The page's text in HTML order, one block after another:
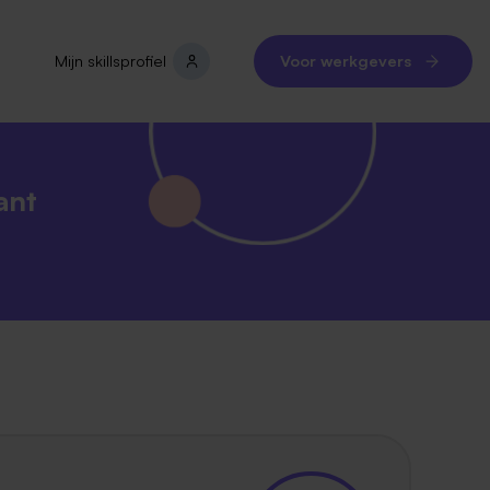
Mijn skillsprofiel Voor werkgevers